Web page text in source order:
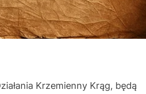
Krzemienny Krąg, będą